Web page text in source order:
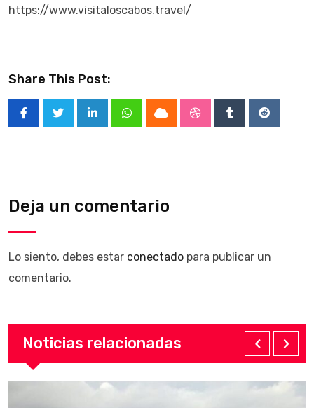
https://www.visitaloscabos.travel/
Share This Post:
LinkedInWhatsappCloud StumbleUpon
TumblrReddit
Deja un comentario
Lo siento, debes estar conectado para publicar un
comentario.
Noticias relacionadas